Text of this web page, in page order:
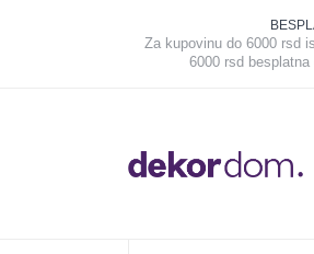
Za kupovinu do 6000 rsd
6000 rsd